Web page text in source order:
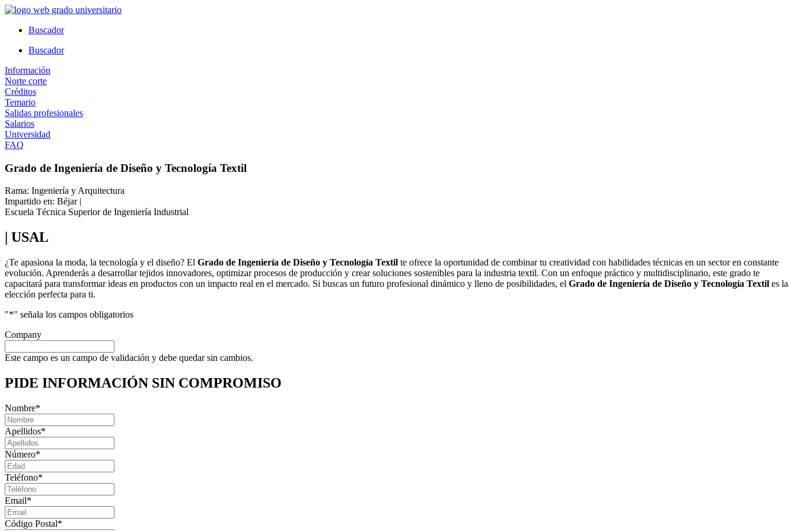
Ir
contenidoBuscador
Buscador
Información
Norte corte
Créditos
Temario
Salidas profesionales
Salarios
Universidad
FAQ
Grado de Ingeniería de Diseño y Tecnología Textil
Rama: Ingeniería y Arquitectura
Impartido en: Béjar |
Escuela Técnica Superior de Ingeniería Industrial
| USAL
¿Te apasiona la moda, la tecnología y el diseño? El Grado de Ingeniería de Diseño y Tecnología Textil te ofrece la oportunidad de combinar tu creatividad con habilidades técnicas en un sector en constante
evolución. Aprenderás a desarrollar tejidos innovadores, optimizar procesos de producción y crear soluciones sostenibles para la industria textil. Con un enfoque práctico y multidisciplinario, este grado te
capacitará para transformar ideas en productos con un impacto real en el mercado. Si buscas un futuro profesional dinámico y lleno de posibilidades, el Grado de Ingeniería de Diseño y Tecnología Textil es la
elección perfecta para ti.
"*" señala los campos obligatorios
Company
Este campo es un campo de validación y debe quedar sin cambios.
PIDE INFORMACIÓN SIN COMPROMISO
Nombre*
Apellidos*
Número*
Teléfono*
Email*
Código Postal*